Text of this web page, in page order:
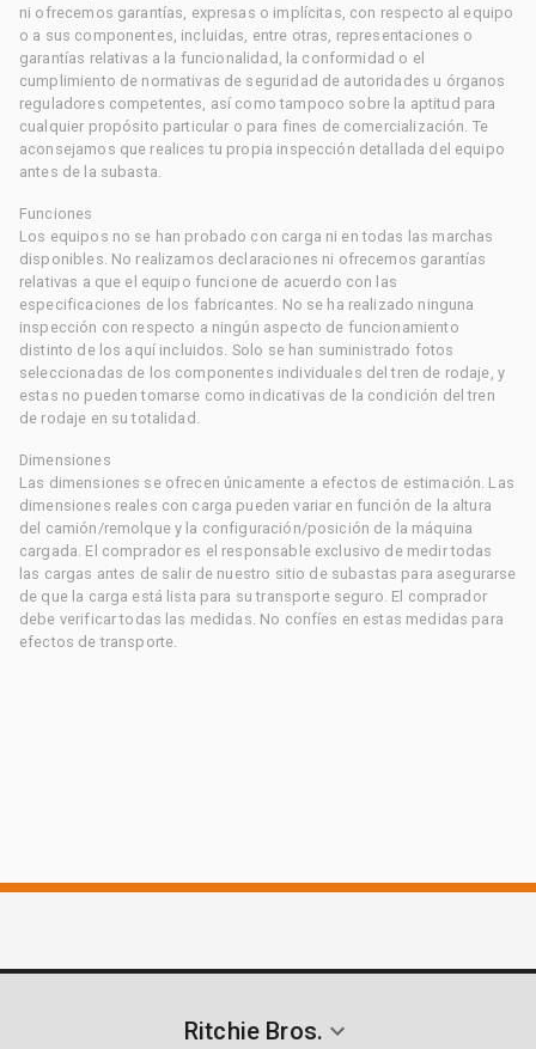
ni ofrecemos garantías, expresas o implícitas, con respecto al equipo
o a sus componentes, incluidas, entre otras, representaciones o
garantías relativas a la funcionalidad, la conformidad o el
cumplimiento de normativas de seguridad de autoridades u órganos
reguladores competentes, así como tampoco sobre la aptitud para
cualquier propósito particular o para fines de comercialización. Te
aconsejamos que realices tu propia inspección detallada del equipo
antes de la subasta.
Funciones
Los equipos no se han probado con carga ni en todas las marchas
disponibles. No realizamos declaraciones ni ofrecemos garantías
relativas a que el equipo funcione de acuerdo con las
especificaciones de los fabricantes. No se ha realizado ninguna
inspección con respecto a ningún aspecto de funcionamiento
distinto de los aquí incluidos. Solo se han suministrado fotos
seleccionadas de los componentes individuales del tren de rodaje, y
estas no pueden tomarse como indicativas de la condición del tren
de rodaje en su totalidad.
Dimensiones
Las dimensiones se ofrecen únicamente a efectos de estimación. Las
dimensiones reales con carga pueden variar en función de la altura
del camión/remolque y la configuración/posición de la máquina
cargada. El comprador es el responsable exclusivo de medir todas
las cargas antes de salir de nuestro sitio de subastas para asegurarse
de que la carga está lista para su transporte seguro. El comprador
debe verificar todas las medidas. No confíes en estas medidas para
efectos de transporte.
Ritchie Bros.